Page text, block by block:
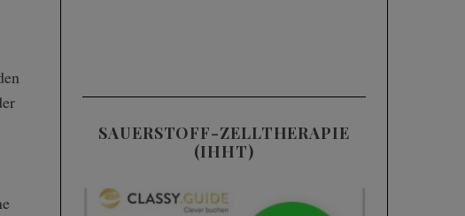
SAUERSTOFF-ZELLTHERAPIE
(IHHT)